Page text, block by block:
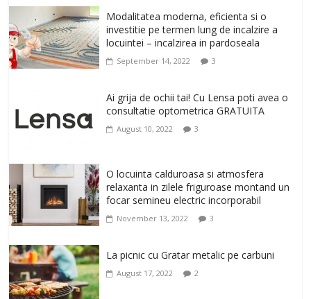
alegere buna, Oglinda de baie cu mărire
și iluminare LED
February 20, 2026 0
un corp sanatos si armonios dezvoltat,
cu Flexor Fitness-dispozitiv pentru
Un ten regenerat, fara riduri. Crema
antirid Ivatherm pentru o piele neteda si
elastica.
February 6, 2026 0
Modalitatea moderna, eficienta si o
investitie pe termen lung de incalzire a
locuintei – incalzirea in pardoseala
September 14, 2022 3
Ai grija de ochii tai! Cu Lensa poti avea o
consultatie optometrica GRATUITA
August 10, 2022 3
O locuinta calduroasa si atmosfera
relaxanta in zilele friguroase montand un
focar semineu electric incorporabil
November 13, 2022 3
La picnic cu Gratar metalic pe carbuni
August 17, 2022 2